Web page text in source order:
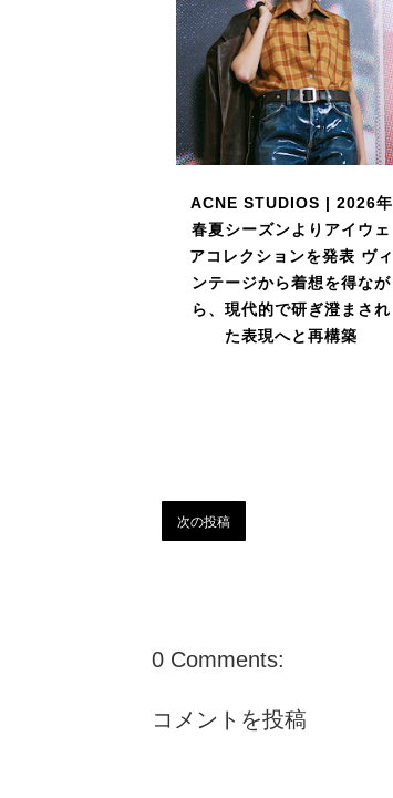
ACNE STUDIOS | 2026年
春夏シーズンよりアイウェ
アコレクションを発表 ヴィ
ンテージから着想を得なが
ら、現代的で研ぎ澄まされ
た表現へと再構築
次の投稿
0 Comments:
コメントを投稿